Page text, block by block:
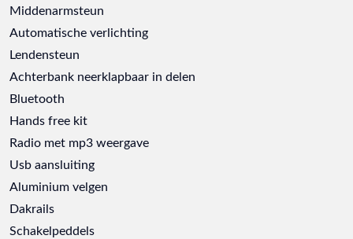
Middenarmsteun
Automatische verlichting
Lendensteun
Achterbank neerklapbaar in delen
Bluetooth
Hands free kit
Radio met mp3 weergave
Usb aansluiting
Aluminium velgen
Dakrails
Schakelpeddels